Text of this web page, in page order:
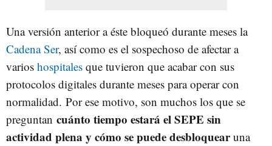
Una versión anterior a éste bloqueó durante meses la
Cadena Ser, así como es el sospechoso de afectar a
varios hospitales que tuvieron que acabar con sus
protocolos digitales durante meses para operar con
normalidad. Por ese motivo, son muchos los que se
preguntan cuánto tiempo estará el SEPE sin
actividad plena y cómo se puede desbloquearuna